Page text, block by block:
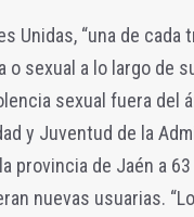
Unidas, “una de cada
sexual a lo largo de
sexual fuera del
y Juventud de la
provincia de Jaén a
nuevas usuarias.